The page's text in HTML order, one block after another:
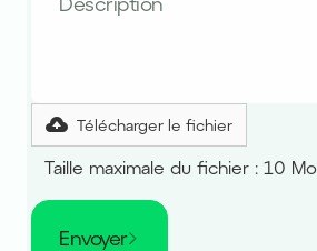
Télécharger le fichier
Taille maximale du fichier : 10 Mo.
Envoyer